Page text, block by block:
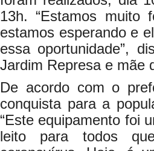
13h. “Estamos muito
estamos esperando e
essa oportunidade”,
Jardim Represa e mãe
De acordo com o
conquista para a
“Este equipamento foi
leito para todos